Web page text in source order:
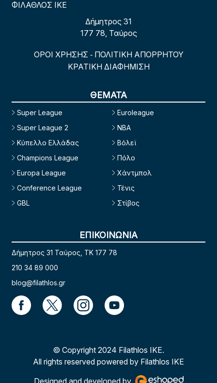
ΦΙΛΑΘΛΟΣ ΙΚΕ
Δήμητρος 31
177 78, Ταύρος
ΟΡΟΙ ΧΡΗΣΗΣ - ΠΟΛΙΤΙΚΗ ΑΠΟΡΡΗΤΟΥ
ΚΡΑΤΙΚΗ ΔΙΑΦΗΜΙΣΗ
ΘΕΜΑΤΑ
Super League
Super League 2
Κύπελλο Ελλάδας
Champions League
Europa League
Conference League
GBL
Euroleague
NBA
Βόλεϊ
Πόλο
Χάντμπολ
Τένις
Στίβος
ΕΠΙΚΟΙΝΩΝΙΑ
Δήμητρος 31 Ταύρος, TK 177 78
210 34 89 000
blog@filathlos.gr
© Copyright 2024 Filathlos ΙΚΕ.
All rights reserved powered by Filathlos ΙΚΕ